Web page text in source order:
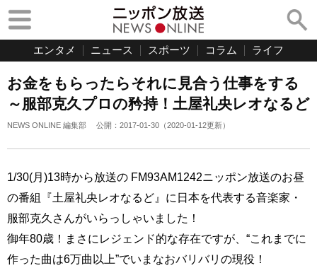
エンタメ ニュース スポーツ コラム ライフ
お金をもらったらそれに見合う仕事をする
～服部克久プロの矜持！土屋礼央レオなるど
NEWS ONLINE 編集部 公開： 2017-01-30 （2020-01-12更新）
1/30(月)13時から放送の FM93AM1242ニッポン放送のお昼
の番組『土屋礼央レオなるど』に日本を代表する音楽家・
服部克久さんがいらっしゃいました！
御年80歳！まさにレジェンド的な存在ですが、“これまでに
作った曲は6万曲以上”でいまなおバリバリの現役！